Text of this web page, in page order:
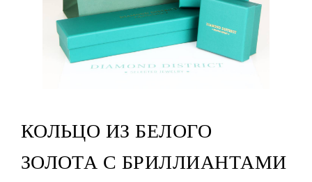
КОЛЬЦО ИЗ БЕЛОГО
ЗОЛОТА С БРИЛЛИАНТАМИ